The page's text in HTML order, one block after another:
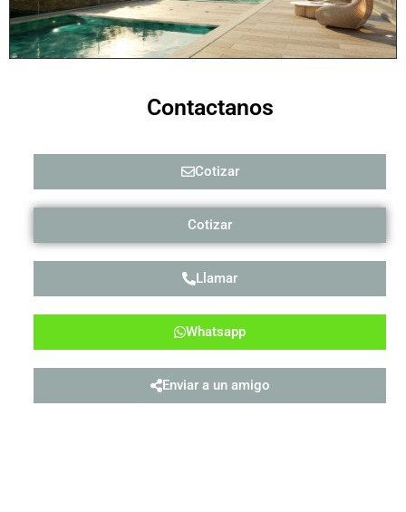
Contactanos
Cotizar
Cotizar
Llamar
Whatsapp
Enviar a un amigo